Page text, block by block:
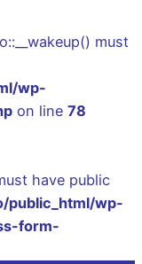
must
wp-
on line 78
have public
public_html/wp-
form-